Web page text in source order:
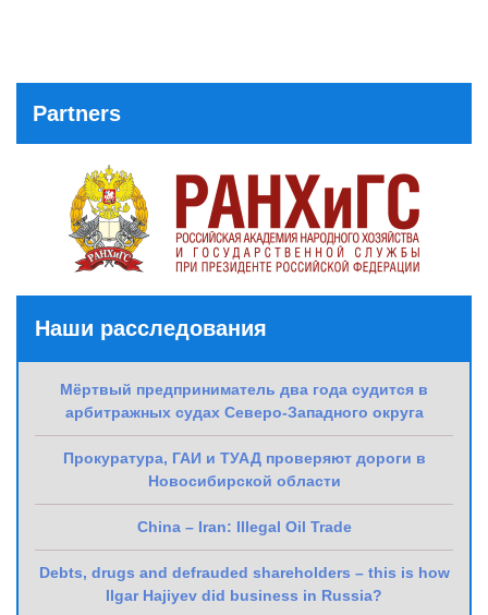
Partners
Наши расследования
Мёртвый предприниматель два года судится в
арбитражных судах Северо-Западного округа
Прокуратура, ГАИ и ТУАД проверяют дороги в
Новосибирской области
China – Iran: Illegal Oil Trade
Debts, drugs and defrauded shareholders – this is how
Ilgar Hajiyev did business in Russia?